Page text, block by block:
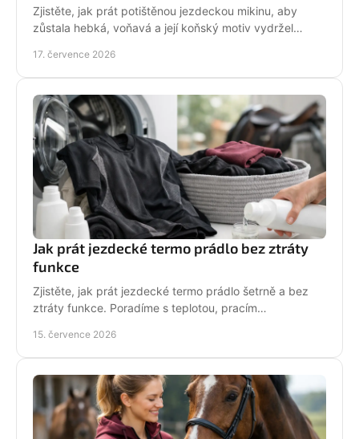
Zjistěte, jak prát potištěnou jezdeckou mikinu, aby
zůstala hebká, voňavá a její koňský motiv vydržel
17. července 2026
Jak prát jezdecké termo prádlo bez ztráty
funkce
Zjistěte, jak prát jezdecké termo prádlo šetrně a bez
ztráty funkce. Poradíme s teplotou, pracím
den.
15. července 2026